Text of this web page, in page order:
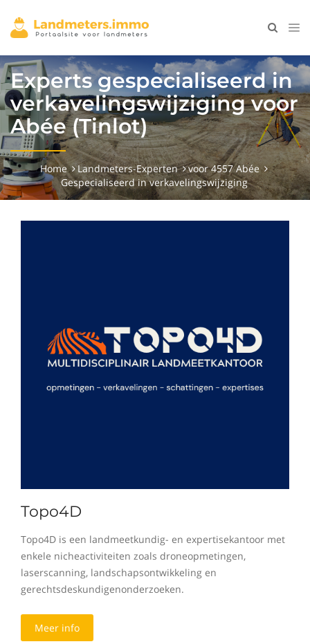
Experts gespecialiseerd in
verkavelingswijziging voor
Abée (Tinlot)
Home Landmeters-Experten
voor 4557 Abée
Gespecialiseerd in verkavelingswijziging
Topo4D
Topo4D is een landmeetkundig- en expertisekantoor met
enkele nicheactiviteiten zoals droneopmetingen,
laserscanning, landschapsontwikkeling en
gerechtsdeskundigenonderzoeken.
Meer info